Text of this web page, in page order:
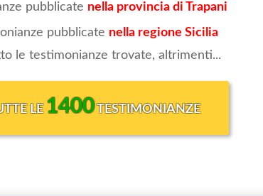
pubblicate nella provincia di Trapani
pubblicate nella regione Sicilia
le testimonianze trovate, altrimenti...
LE 1400TESTIMONIANZE